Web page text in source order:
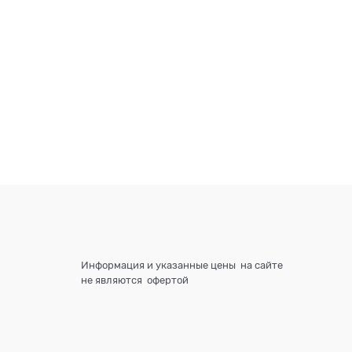
Информация и указанные цены на сайте
не являются офертой